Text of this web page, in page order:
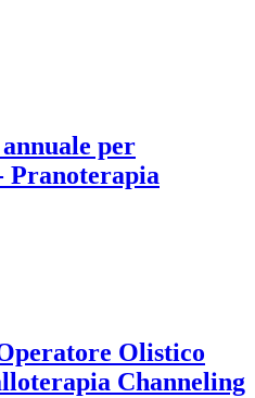
per
Pranoterapia
Olistico
Channeling